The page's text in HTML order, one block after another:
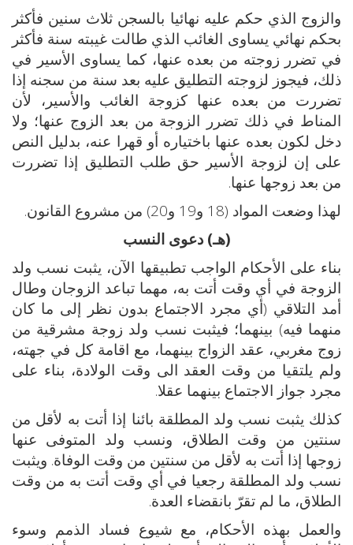
والزوج الذي حكم عليه نهائيا بالسجن ثلاث سنين فأكثر
بحكم نهائي يساوى الغائب الذي طالت غيبته سنة فأكثر
في تضرر زوجته من بعده عنها، كما يساوى الأسير في
ذلك، فيجوز لزوجته التطليق عليه بعد سنة من سجنه إذا
تضررت من بعده عنها كزوجة الغائب والأسير، لأن
المناط في ذلك تضرر الزوجة من بعد الزوج عنها؛ ولا
دخل لكون بعده عنها باختياره أو قهرا عنه، بدليل النص
على إن لزوجة الأسير حق طلب التطليق إذا تضررت
من بعد زوجها عنها.
لهذا وضعت المواد (18 و19 و20) من مشروع القانون.
(هـ) دعوى النسب
بناء على الأحكام الواجب تطبيقها الآن، يثبت نسب ولد
الزوجة في أي وقت أتت به، مهما تباعد الزوجان وطال
أمد التلاقي (أي مجرد الاجتماع بدون نظر إلى ما كان
منهما فيه) بينهما؛ فيثبت نسب ولد زوجة مشرقية من
زوج مغربي، عقد الزواج بينهما، مع اقامة كل في جهته،
ولم يلتقيا من وقت العقد الى وقت الولادة، بناء على
مجرد جواز الاجتماع بينهما عقلا.
كذلك يثبت نسب ولد المطلقة بائنا إذا أتت به لأقل من
سنتين من وقت الطلاق، ونسب ولد المتوفى عنها
زوجها إذا أتت به لأقل من سنتين من وقت الوفاة. ويثبت
نسب ولد المطلقة رجعيا في أي وقت أتت به من وقت
الطلاق، ما لم تقرّ بانقضاء العدة.
والعمل بهذه الأحكام، مع شيوع فساد الذمم وسوء